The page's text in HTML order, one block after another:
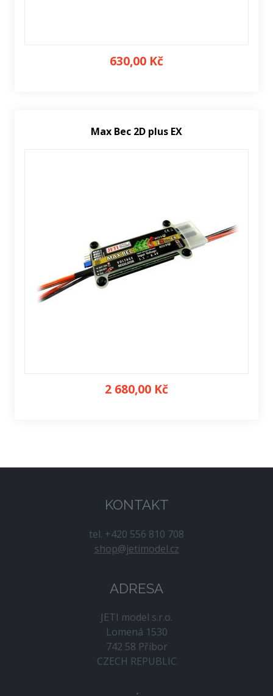
630,00 Kč
Max Bec 2D plus EX
2 680,00 Kč
KONTAKT
tel. +420 556 810 708
shop@jetimodel.cz
ADRESA
JETI model s.r.o.
Lomená 1530
742 58 Příbor
CZECH REPUBLIC